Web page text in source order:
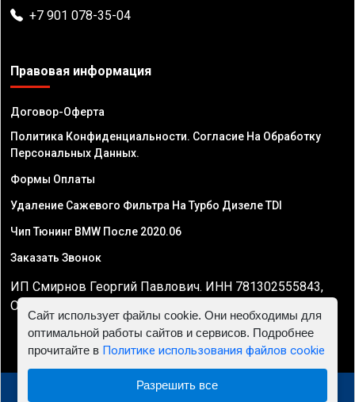
+7 901 078-35-04
Правовая информация
Договор-Оферта
Политика Конфиденциальности. Согласие На Обработку
Персональных Данных.
Формы Оплаты
Удаление Сажевого Фильтра На Турбо Дизеле TDI
Чип Тюнинг BMW После 2020.06
Заказать Звонок
ИП Смирнов Георгий Павлович. ИНН 781302555843,
ОГРНИП 324470400032610
© 2010 - 2026 Чип тюнинг двигателя автомобиля -
Сайт использует файлы cookie. Они необходимы для
оптимальной работы сайтов и сервисов. Подробнее
прочитайте в Политике использования файлов cookie
Разрешить все